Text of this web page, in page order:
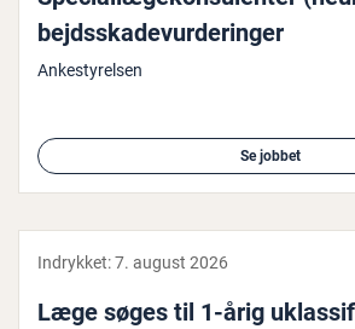
bejds­ska­de­vur­de­rin­ger
Ankestyrelsen
Se jobbet
Indrykket:7. august 2026
Læge søges til 1-årig